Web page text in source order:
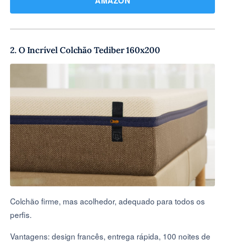
2. O Incrível Colchão Tediber 160x200
Colchão firme, mas acolhedor, adequado para todos os
perfis.
Vantagens: design francês, entrega rápida, 100 noites de